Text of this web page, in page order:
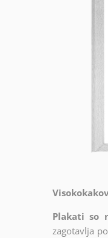
Plakati so
zagotavlja